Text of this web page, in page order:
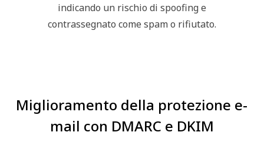
indicando un rischio di spoofing e
contrassegnato come spam o rifiutato.
Miglioramento della protezione e-
mail con DMARC e DKIM